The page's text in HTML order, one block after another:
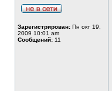
Зарегистрирован: Пн окт 19,
2009 10:01 am
Сообщений: 11